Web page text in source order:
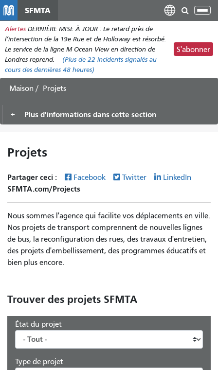
contenu
principal
SFMTA
Alertes DERNIÈRE MISE À JOUR : Le retard près de
l’intersection de la 19e Rue et de Holloway est résorbé.
Le service de la ligne M Ocean View en direction de
Londres reprend.
(Plus de 22 incidents signalés au
cours des dernières 48 heures)
S'abonner
Maison Projets
Plus d'informations dans cette section
Projets
Partager ceci : Facebook Twitter LinkedIn
SFMTA.com/Projects
Nous sommes l'agence qui facilite vos déplacements en ville.
Nos projets de transport comprennent de nouvelles lignes
de bus, la reconfiguration des rues, des travaux d'entretien,
des projets d'embellissement, des programmes éducatifs et
bien plus encore.
Trouver des projets SFMTA
État du projet
Type de projet